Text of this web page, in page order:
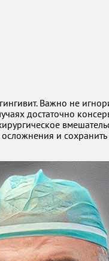
Важно не
достаточно
и